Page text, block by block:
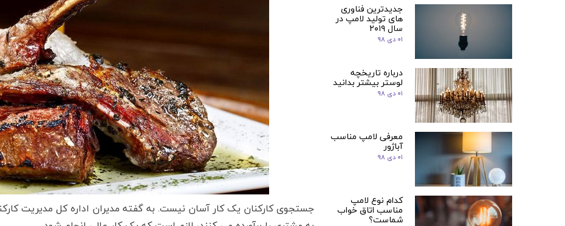
جستجوی کارکنان یک کار آسان نیست. به گفته مدیران اداره کل مدیریت
جدیدترین فناوری
های تولید لامپ در
سال ۲۰۱۹
۰۱ دی ۹۸
درباره تاریخچه
لوستر بیشتر بدانید
۰۱ دی ۹۸
معرفی لامپ مناسب
آباژور
۰۱ دی ۹۸
کدام نوع لامپ
مناسب اتاق خواب
شماست؟